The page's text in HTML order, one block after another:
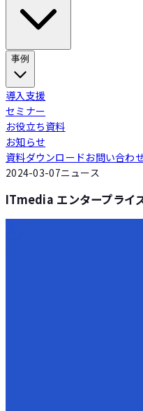
Loglass 経営管理
Loglass 人員計画
Loglass 設備投資計画
事例
導入事例
導入支援
セミナー
お役立ち資料
お知らせ
資料ダウンロードお問い合わ
2024-03-07ニュース
ITmedia エンタープライ